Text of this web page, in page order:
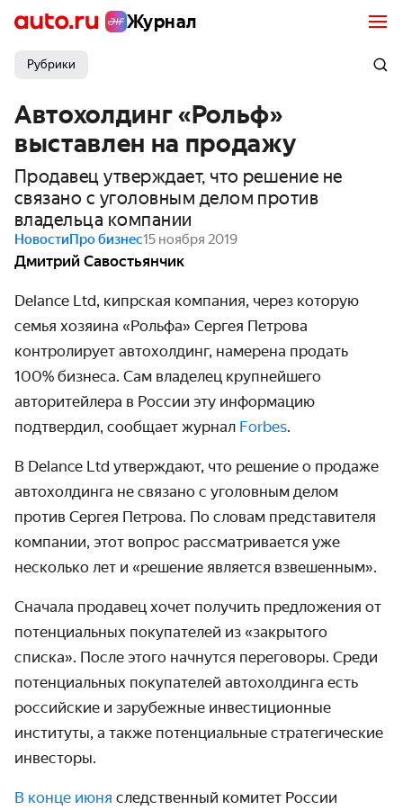
Журнал
Рубрики
Автохолдинг «Рольф»
выставлен на продажу
Продавец утверждает, что решение не
связано с уголовным делом против
владельца компании
НовостиПро бизнес15 ноября 2019
Дмитрий Савостьянчик
Delance Ltd, кипрская компания, через которую
семья хозяина «Рольфа» Сергея Петрова
контролирует автохолдинг, намерена продать
100% бизнеса. Сам владелец крупнейшего
авторитейлера в России эту информацию
подтвердил, сообщает журнал Forbes.
В Delance Ltd утверждают, что решение о продаже
автохолдинга не связано с уголовным делом
против Сергея Петрова. По словам представителя
компании, этот вопрос рассматривается уже
несколько лет и «решение является взвешенным».
Сначала продавец хочет получить предложения от
потенциальных покупателей из «закрытого
списка». После этого начнутся переговоры. Среди
потенциальных покупателей автохолдинга есть
российские и зарубежные инвестиционные
институты, а также потенциальные стратегические
инвесторы.
В конце июня следственный комитет России